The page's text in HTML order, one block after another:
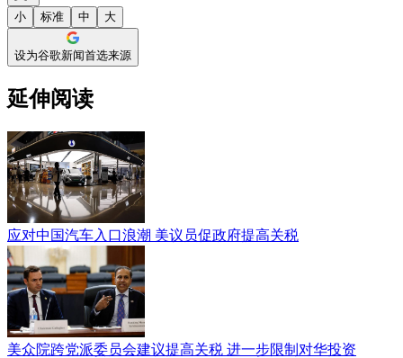
小 标准 中 大
设为谷歌新闻首选来源
延伸阅读
应对中国汽车入口浪潮 美议员促政府提高关税
美众院跨党派委员会建议提高关税 进一步限制对华投资